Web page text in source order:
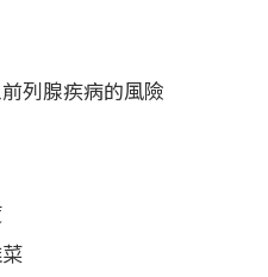
列腺疾病的風險